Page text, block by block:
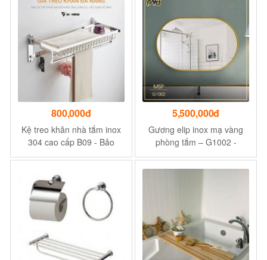
800,000đ
Kệ treo khăn nhà tắm inox
304 cao cấp B09 - Bảo
hành 5 năm rỉ sét
5,500,000đ
Gương elip inox mạ vàng
phòng tắm – G1002 -
Không hàn gỉ, không bay
màu